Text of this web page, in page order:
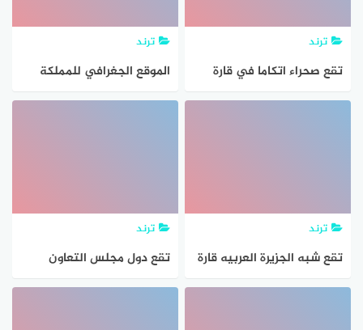
ترند
تقع صحراء اتكاما في قارة
ترند
الموقع الجغرافي للمملكة
العربية السعودية هو
ترند
تقع شبه الجزيرة العربيه قارة
اسيا،
ترند
تقع دول مجلس التعاون
لدول الخليج العربي في قارة